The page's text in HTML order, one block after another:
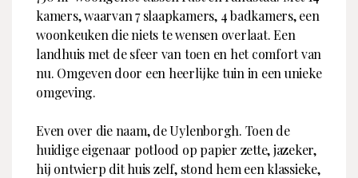
kamers, waarvan 7 slaapkamers, 4 badkamers, een
woonkeuken die niets te wensen overlaat. Een
landhuis met de sfeer van toen en het comfort van
nu. Omgeven door een heerlijke tuin in een unieke
omgeving.
Even over die naam, de Uylenborgh. Toen de
huidige eigenaar potlood op papier zette, jazeker,
hij ontwierp dit huis zelf, stond hem een klassieke,
Soort object
Woonhuis
Bouwperiode
A
Woning type
Vrijstaande woning
Ligging
Inhoud
Woonoppervlakte
750 m²
1251 KW Laren
Nederland
Telefoon
0355399080
WWW
www.voorma-walch.nl
Naam
Jill Sangers
Telefoon
0355399080